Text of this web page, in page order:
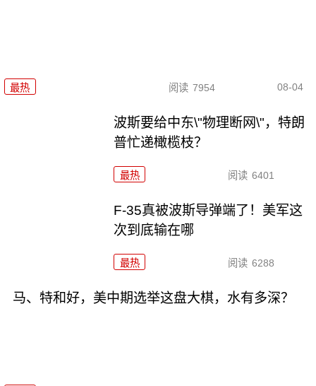
最热 阅读 7954 08-04
波斯要给中东\"物理断网\"，特朗
普忙递橄榄枝？
最热 阅读 6401
F-35真被波斯导弹端了！美军这
次到底输在哪
最热 阅读 6288
马、特和好，美中期选举这盘大棋，水有多深？